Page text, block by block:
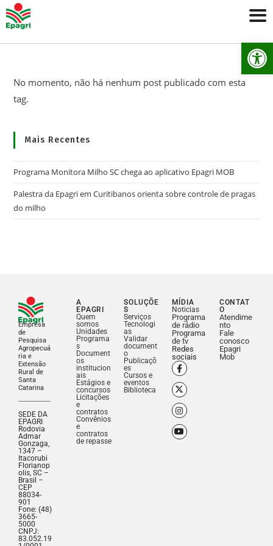
No momento, não há nenhum post publicado com esta
tag.
Mais Recentes
Programa Monitora Milho SC chega ao aplicativo Epagri MOB
Palestra da Epagri em Curitibanos orienta sobre controle de pragas
do milho
Empresa
de
Pesquisa
Agropecuá
ria e
Extensão
Rural de
Santa
Catarina
SEDE DA
EPAGRI
Rodovia
Admar
Gonzaga,
1347 –
Itacorubi
Florianop
olis, SC –
Brasil –
CEP
88034-
901
Fone: (48)
3665-
5000
CNPJ:
83.052.19
A
EPAGRI
Quem
somos
Unidades
Programa
s
Document
os
institucion
ais
Estágios e
concursos
Licitações
e
contratos
Convênios
e
contratos
de repasse
SOLUÇÕE
S
Serviços
Tecnologi
as
Validar
document
o
Publicaçõ
es
Cursos e
eventos
Biblioteca
MÍDIA
Noticias
Programa
de rádio
Programa
de tv
Redes
sociais
CONTAT
O
Atendime
nto
Fale
conosco
Epagri
Mob